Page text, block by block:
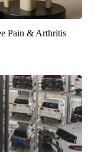
Pain & Arthritis